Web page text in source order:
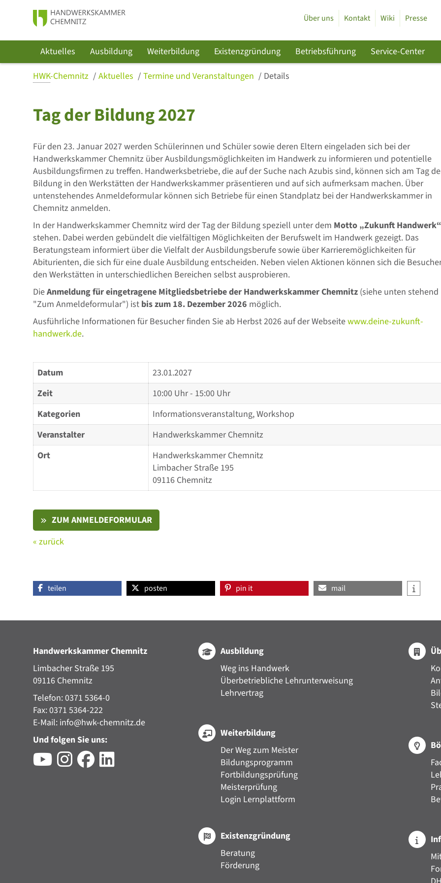
Über uns Kontakt Wiki Presse
Aktuelles Ausbildung Weiterbildung Existenzgründung Betriebsführung
Service-Center
HWK-Chemnitz Aktuelles Termine und Veranstaltungen Details
Tag der Bildung 2027
Für den 23. Januar 2027 werden Schülerinnen und Schüler sowie deren Eltern eingeladen sich bei der
Handwerkskammer Chemnitz über Ausbildungsmöglichkeiten im Handwerk zu informieren und potentielle
Ausbildungsfirmen zu treffen. Handwerksbetriebe, die auf der Suche nach Azubis sind, können sich am Tag
Bildung in den Werkstätten der Handwerkskammer präsentieren und auf sich aufmerksam machen. Über
untenstehendes Anmeldeformular können sich Betriebe für einen Standplatz bei der Handwerkskammer in
Chemnitz anmelden.
In der Handwerkskammer Chemnitz wird der Tag der Bildung speziell unter dem Motto „Zukunft Handwerk“
stehen. Dabei werden gebündelt die vielfältigen Möglichkeiten der Berufswelt im Handwerk gezeigt. Das
Beratungsteam informiert über die Vielfalt der Ausbildungsberufe sowie über Karrieremöglichkeiten für
Abiturienten, die sich für eine duale Ausbildung entscheiden. Neben vielen Aktionen können sich die
den Werkstätten in unterschiedlichen Bereichen selbst ausprobieren.
DieAnmeldung für eingetragene Mitgliedsbetriebe der Handwerkskammer Chemnitz (siehe unten stehend
"Zum Anmeldeformular") ist bis zum 18. Dezember 2026 möglich.
Ausführliche Informationen für Besucher finden Sie ab Herbst 2026 auf der Webseitewww.deine-zukunft-
handwerk.de.
Datum
23.01.2027
Zeit
10:00 Uhr - 15:00 Uhr
Kategorien
Informationsveranstaltung, Workshop
Veranstalter
Handwerkskammer Chemnitz
Ort
Handwerkskammer Chemnitz
Limbacher Straße 195
09116 Chemnitz
ZUM ANMELDEFORMULAR
« zurück
teilen posten pin it mail
Handwerkskammer Chemnitz
Limbacher Straße 195
09116 Chemnitz
Telefon: 0371 5364-0
Fax: 0371 5364-222
E-Mail: info@hwk-chemnitz.de
Und folgen Sie uns:
Ausbildung
Weg ins Handwerk
Überbetriebliche Lehrunterweisung
Lehrvertrag
Weiterbildung
Der Weg zum Meister
Bildungsprogramm
Fortbildungsprüfung
Meisterprüfung
Login Lernplattform
Existenzgründung
Beratung
Förderung